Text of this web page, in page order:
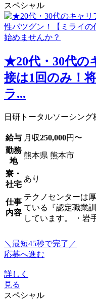
スペシャル
★20代・30代の
接は1回のみ！
ラ...
日研トータルソーシング
給与 月収250,000円〜
勤務
地
熊本県 熊本市
寮・
社宅
あり
仕事
内容
テクノセンターは
ている『認定職業
しています。 ・岩
＼最短45秒で完了／
応募へ進む
詳しく
見る
スペシャル